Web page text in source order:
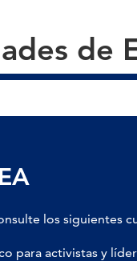
de
los siguientes
para activistas y